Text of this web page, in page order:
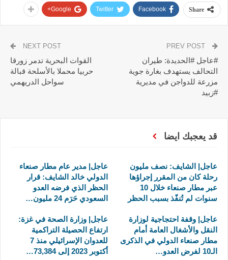
Share
Facebook
Twitter
Google+
#عاجل #الحديدة: طيران
التحالف يستهدف بغارة جوية
مزرعة للدواجن في مديرية
#زبيد
NEXT POST
القوات البحرية تدمر زورقا
حربيا محملا بالأسلحة قبالة
سواحل الدريهمي
قد يعجبك ايضا
عاجل| الشايف: نصف مليون
رحلة كان من المقرر إجراؤها
عبر مطار صنعاء خلال 10
سنوات لم تُنفّذ بسبب الحظر
عاجل| مدير عام مطار صنعاء
الدولي خالد الشايف: قرار
الحظر الذي فرضه العدو
السعودي حَرَم 24 مليون…
عاجل| وقفة احتجاجية لوزارة
النقل والأشغال العامة أمام
مطار صنعاء الدولي في الذكرى
الـ10 لفرض العدو…
عاجل| وزارة الصحة في غزة:
ارتفاع الحصيلة التراكمية
للعدوان الإسرائيلي منذ 7
أكتوبر 2023 إلى 73,384…